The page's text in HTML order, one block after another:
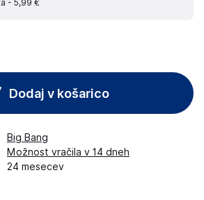
- 5,99 €
Dodaj v košarico
Big Bang
Možnost vračila v 14 dneh
24 mesecev